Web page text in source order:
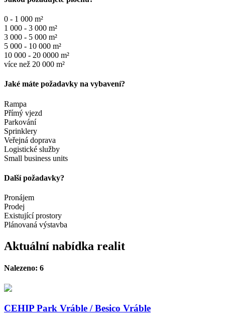
0 - 1 000 m²
1 000 - 3 000 m²
3 000 - 5 000 m²
5 000 - 10 000 m²
10 000 - 20 0000 m²
více než 20 000 m²
Jaké máte požadavky na vybavení?
Rampa
Přímý vjezd
Parkování
Sprinklery
Veřejná doprava
Logistické služby
Small business units
Další požadavky?
Pronájem
Prodej
Existující prostory
Plánovaná výstavba
Aktuální nabídka realit
Nalezeno: 6
CEHIP Park Vráble / Besico Vráble